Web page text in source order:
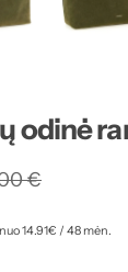
odinė
€
14.91€ / 48 mėn.